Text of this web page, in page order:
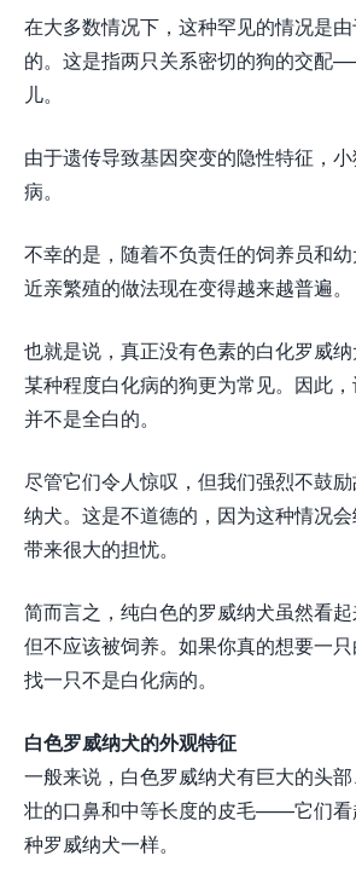
在大多数情况下，这种罕见的情况是
的。这是指两只关系密切的狗的交配
儿。
由于遗传导致基因突变的隐性特征，
病。
不幸的是，随着不负责任的饲养员和幼
近亲繁殖的做法现在变得越来越普遍。
也就是说，真正没有色素的白化罗威
某种程度白化病的狗更为常见。因此
并不是全白的。
尽管它们令人惊叹，但我们强烈不鼓
纳犬。这是不道德的，因为这种情况
带来很大的担忧。
简而言之，纯白色的罗威纳犬虽然看起
但不应该被饲养。如果你真的想要一
找一只不是白化病的。
白色罗威纳犬的外观特征
一般来说，白色罗威纳犬有巨大的头
壮的口鼻和中等长度的皮毛——它们看
种罗威纳犬一样。